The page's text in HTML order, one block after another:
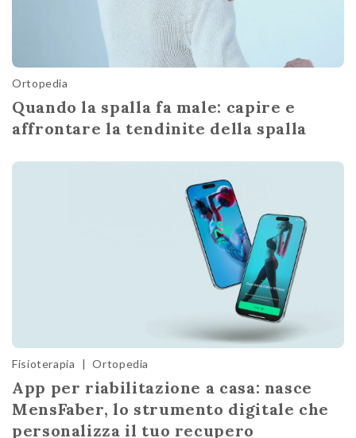
Ortopedia
Quando la spalla fa male: capire e
affrontare la tendinite della spalla
Fisioterapia | Ortopedia
App per riabilitazione a casa: nasce
MensFaber, lo strumento digitale che
personalizza il tuo recupero